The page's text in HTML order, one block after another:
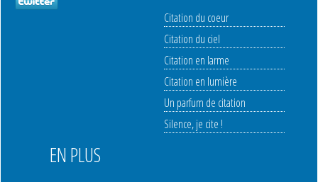
Citation du coeur
Citation du ciel
Citation en larme
Citation en lumière
Un parfum de citation
Silence, je cite !
EN PLUS